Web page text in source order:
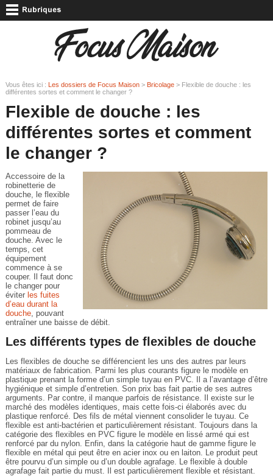
Vous êtes ici : Les dossiers de Focus Maison> Bricolage> Flexible de douche : les
différentes sortes et comment le changer ?
Flexible de douche : les
différentes sortes et comment
le changer ?
Accessoire de la
robinetterie de
douche, le flexible
permet de faire
passer l’eau du
robinet jusqu’au
pommeau de
douche. Avec le
temps, cet
équipement
commence à se
couper. Il faut donc
le changer pour
éviter les fuites
d’eau durant la
douche, pouvant
entraîner une baisse de débit.
Les différents types de flexibles de douche
Les flexibles de douche se différencient les uns des autres par leurs
matériaux de fabrication. Parmi les plus courants figure le modèle en
plastique prenant la forme d’un simple tuyau en PVC. Il a l’avantage d’être
hygiénique et simple d’entretien. Son prix bas fait partie de ses autres
arguments. Par contre, il manque parfois de résistance. Il existe sur le
marché des modèles identiques, mais cette fois-ci élaborés avec du
plastique renforcé. Des fils de métal viennent consolider le tuyau. Ce
flexible est anti-bactérien et particulièrement résistant. Toujours dans la
catégorie des flexibles en PVC figure le modèle en lissé armé qui est
renforcé par du nylon. Enfin, dans la catégorie haut de gamme figure le
flexible en métal qui peut être en acier inox ou en laiton. Le produit peut
être pourvu d’un simple ou d’un double agrafage. Le flexible à double
agrafage fait partie du must. Il est particulièrement flexible et résistant.